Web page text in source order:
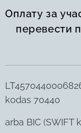
Оплату за
перевести
kodas 70440
arba BIC (SWIFT